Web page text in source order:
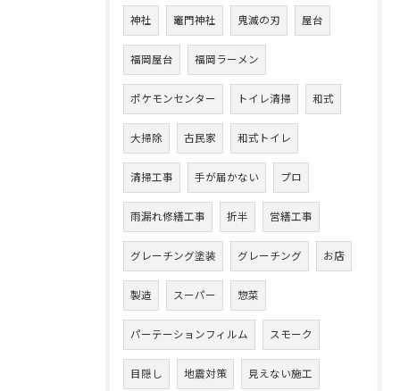
神社 竈門神社 鬼滅の刃 屋台
福岡屋台 福岡ラーメン
ポケモンセンター トイレ清掃 和式
大掃除 古民家 和式トイレ
清掃工事 手が届かない プロ
雨漏れ修繕工事 折半 営繕工事
グレーチング塗装 グレーチング お店
製造 スーパー 惣菜
パーテーションフィルム スモーク
目隠し 地震対策 見えない施工